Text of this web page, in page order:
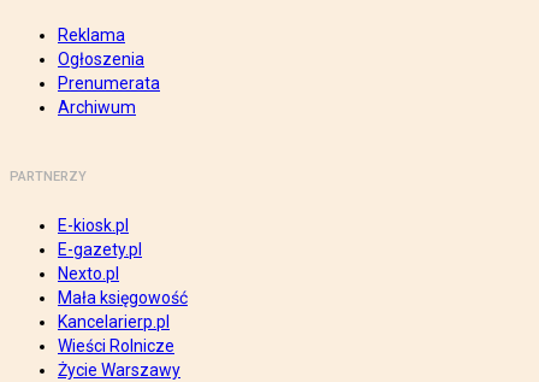
Reklama
Ogłoszenia
Prenumerata
Archiwum
PARTNERZY
E-kiosk.pl
E-gazety.pl
Nexto.pl
Mała księgowość
Kancelarierp.pl
Wieści Rolnicze
Życie Warszawy